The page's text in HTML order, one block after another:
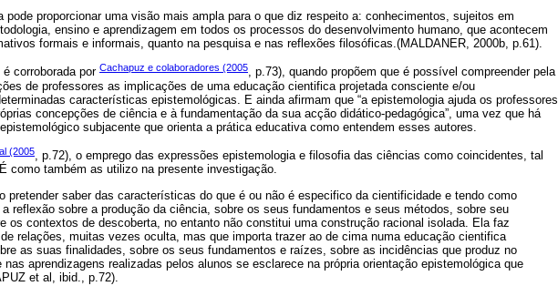
pode proporcionar uma visão mais ampla para o que diz respeito a: conhecimentos, sujeitos em
ensino e aprendizagem em todos os processos do desenvolvimento humano, que acontecem
formais e informais, quanto na pesquisa e nas reflexões filosóficas.(MALDANER, 2000b, p.61).
corroborada por Cachapuz e colaboradores (2005, p.73), quando propõem que é possível compreender pela
de professores as implicações de uma educação cientifica projetada consciente e/ou
características epistemológicas. E ainda afirmam que “a epistemologia ajuda os professores
concepções de ciência e à fundamentação da sua acção didático-pedagógica”, uma vez que há
subjacente que orienta a prática educativa como entendem esses autores.
(2005, p.72), o emprego das expressões epistemologia e filosofia das ciências como coincidentes, tal
como também as utilizo na presente investigação.
pretender saber das características do que é ou não é especifico da cientificidade e tendo como
reflexão sobre a produção da ciência, sobre os seus fundamentos e seus métodos, sobre seu
os contextos de descoberta, no entanto não constitui uma construção racional isolada. Ela faz
relações, muitas vezes oculta, mas que importa trazer ao de cima numa educação cientifica
as suas finalidades, sobre os seus fundamentos e raízes, sobre as incidências que produz no
nas aprendizagens realizadas pelos alunos se esclarece na própria orientação epistemológica que
et al, ibid., p.72).